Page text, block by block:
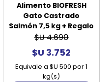
Alimento BIOFRESH
Gato Castrado
Salmón 7,5 kg + Regalo
$U 4.690
$U 3.752
Equivale a $U 500 por 1
kg(s)